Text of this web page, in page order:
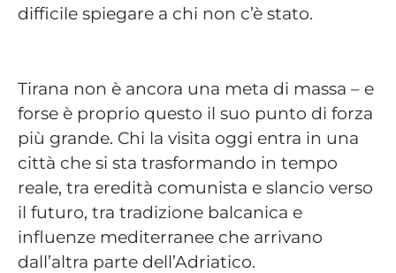
difficile spiegare a chi non c’è stato.
Tirana non è ancora una meta di massa – e
forse è proprio questo il suo punto di forza
più grande. Chi la visita oggi entra in una
città che si sta trasformando in tempo
reale, tra eredità comunista e slancio verso
il futuro, tra tradizione balcanica e
influenze mediterranee che arrivano
dall’altra parte dell’Adriatico.